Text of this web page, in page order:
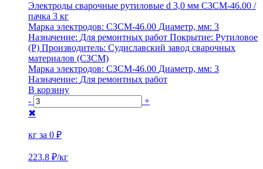
Электроды сварочные рутиловые d 3,0 мм СЗСМ-46.00 /
пачка 3 кг
Марка электродов: СЗСМ-46.00 Диаметр, мм: 3
Назначение: Для ремонтных работ Покрытие: Рутиловое
(Р) Производитель: Судиславский завод сварочных
материалов (СЗСМ)
Марка электродов: СЗСМ-46.00 Диаметр, мм: 3
Назначение: Для ремонтных работ
В корзину
-
+
✖
кг за 0 ₽
223.8 ₽/кг